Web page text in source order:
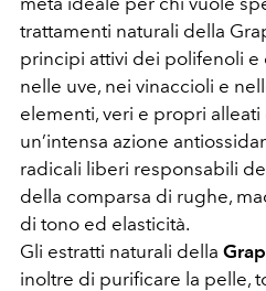
trattamenti naturali della
principi attivi dei polifenoli
nelle uve, nei vinaccioli e
elementi, veri e propri
un’intensa azione
radicali liberi responsabili
della comparsa di rughe,
di tono ed elasticità.
Gli estratti naturali della
inoltre di purificare la pelle,